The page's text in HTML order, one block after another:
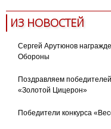
ИЗ НОВОСТЕЙ
Сергей Арутюнов
Обороны
Поздравляем
«Золотой Цицерон»
Победители конкурса